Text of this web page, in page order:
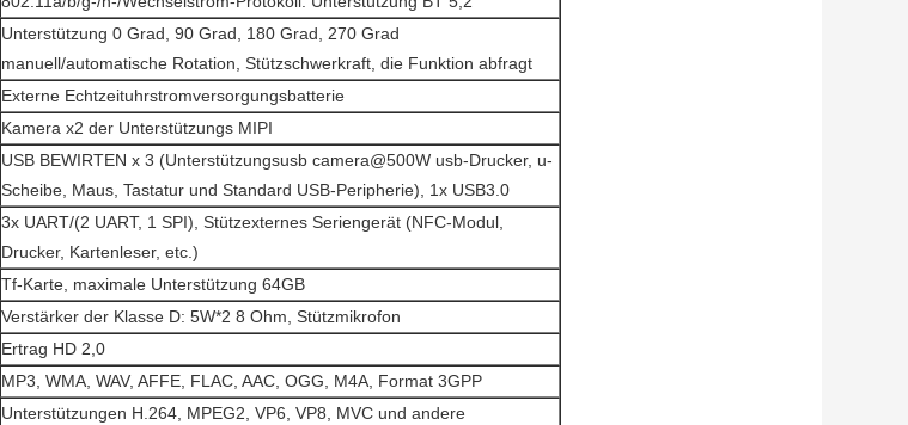
Unterstützung 0 Grad, 90 Grad, 180 Grad, 270 Grad
manuell/automatische Rotation, Stützschwerkraft, die Funktion abfragt
Externe Echtzeituhrstromversorgungsbatterie
Kamera x2 der Unterstützungs MIPI
USB BEWIRTEN x 3 (Unterstützungsusb camera@500W usb-Drucker, u-
Scheibe, Maus, Tastatur und Standard USB-Peripherie), 1x USB3.0
3x UART/(2 UART, 1 SPI), Stützexternes Seriengerät (NFC-Modul,
Drucker, Kartenleser, etc.)
Tf-Karte, maximale Unterstützung 64GB
Verstärker der Klasse D: 5W*2 8 Ohm, Stützmikrofon
Ertrag HD 2,0
MP3, WMA, WAV, AFFE, FLAC, AAC, OGG, M4A, Format 3GPP
Unterstützungen H.264, MPEG2, VP6, VP8, MVC und andere